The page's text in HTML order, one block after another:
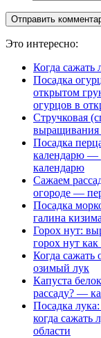
Это интересно:
Когда сажать
Посадка
открытом
огурцов в
Стручковая
выращивания
Посадка
календарю —
календарю
Сажаем
огороде —
Посадка
галина
Горох нут:
горох нут
Когда
озимый лук
Капуста
рассаду? —
Посадка
когда сажать
области